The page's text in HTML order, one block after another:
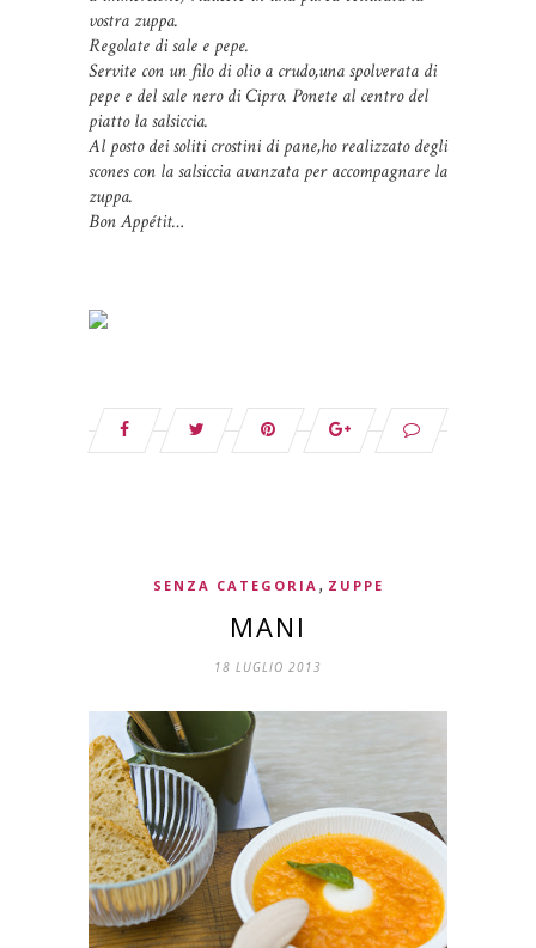
vostra zuppa.
Regolate di sale e pepe.
Servite con un filo di olio a crudo,una spolverata di
pepe e del sale nero di Cipro. Ponete al centro del
piatto la salsiccia.
Al posto dei soliti crostini di pane,ho realizzato degli
scones con la salsiccia avanzata per accompagnare la
zuppa.
Bon Appétit…
SENZA CATEGORIA , ZUPPE
MANI
18 LUGLIO 2013